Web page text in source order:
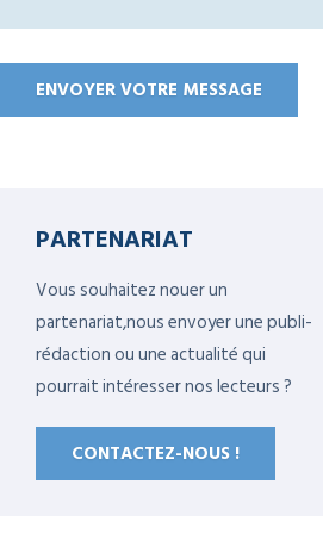
PARTENARIAT
Vous souhaitez nouer un
partenariat,nous envoyer une publi-
rédaction ou une actualité qui
pourrait intéresser nos lecteurs ?
CONTACTEZ-NOUS !